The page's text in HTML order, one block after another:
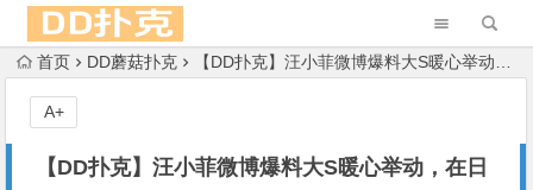
首页 DD蘑菇扑克 【DD扑克】汪小菲微博爆料大S暖心举动，在日本采购一万个口罩
【DD扑克】汪小菲微博爆料大S暖心举动，在日
A+